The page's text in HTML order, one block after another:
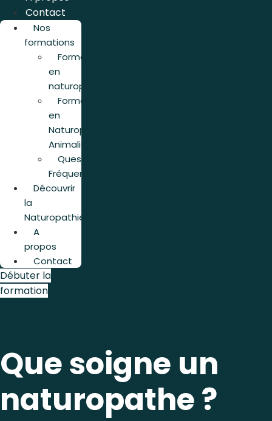
Contact
Nos
formations
Formation
en
naturopathie
Formation
en
Naturopathie
Animalière
Questions
Fréquentes
Découvrir
la
Naturopathie
A
propos
Contact
Débuter la
formation
Que soigne un
naturopathe ?